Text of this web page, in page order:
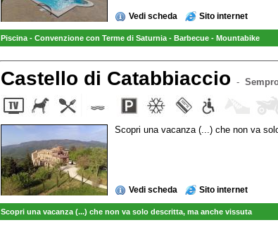
Vedi scheda Sito internet
Piscina - Convenzione con Terme di Saturnia - Barbecue - Mountabike
Castello di Catabbiaccio -
Scopri una vacanza (...) che non va
Vedi scheda Sito internet
Scopri una vacanza (...) che non va solo descritta, ma anche vissuta